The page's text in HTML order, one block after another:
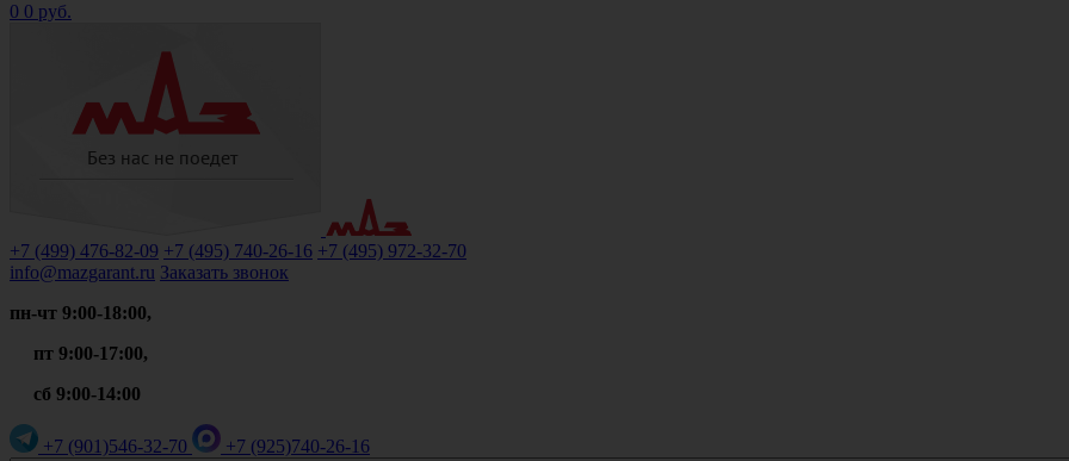
0 0 руб.
+7 (499) 476-82-09 +7 (495) 740-26-16 +7 (495) 972-32-70
info@mazgarant.ru Заказать звонок
пн-чт 9:00-18:00,
пт 9:00-17:00,
сб 9:00-14:00
+7 (901)546-32-70 +7 (925)740-26-16